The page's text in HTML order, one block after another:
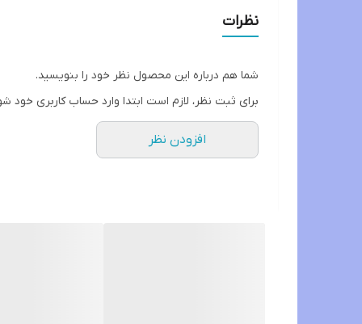
#ژل_کوچک_کننده_بینی گامنو مخصوص بینی های
❇️بدون درد و خون ریزی
نظرات
شما هم درباره این محصول نظر خود را بنویسید.
برای ثبت نظر، لازم است ابتدا وارد حساب کاربری خود
افزودن نظر